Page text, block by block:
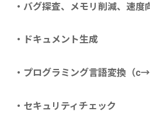
・バグ探査、メモリ削減、速度
・ドキュメント生成
・プログラミング言語変換（
・セキュリティチェック